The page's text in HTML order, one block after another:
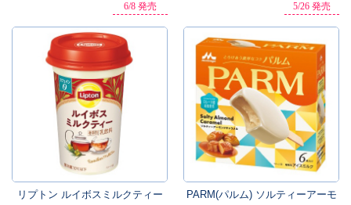
6/8 発売 5/26 発売
リプトン ルイボスミルクティー
PARM(パルム) ソルティーアーモ